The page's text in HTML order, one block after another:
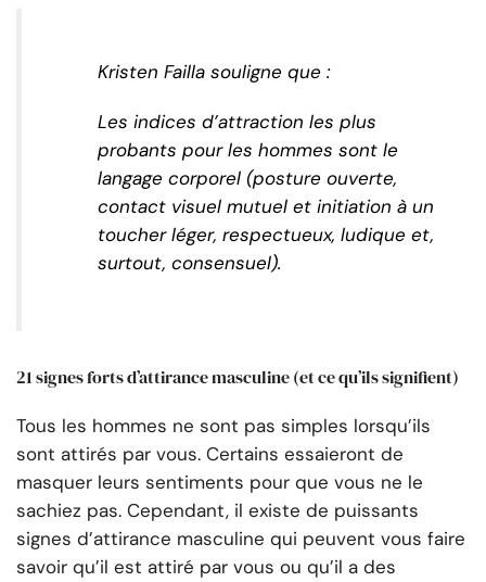
Kristen Failla souligne que :
Les indices d’attraction les plus
probants pour les hommes sont le
langage corporel (posture ouverte,
contact visuel mutuel et initiation à un
toucher léger, respectueux, ludique et,
surtout, consensuel).
21 signes forts d’attirance masculine (et ce qu’ils signifient)
Tous les hommes ne sont pas simples lorsqu’ils
sont attirés par vous. Certains essaieront de
masquer leurs sentiments pour que vous ne le
sachiez pas. Cependant, il existe de puissants
signes d’attirance masculine qui peuvent vous faire
savoir qu’il est attiré par vous ou qu’il a des